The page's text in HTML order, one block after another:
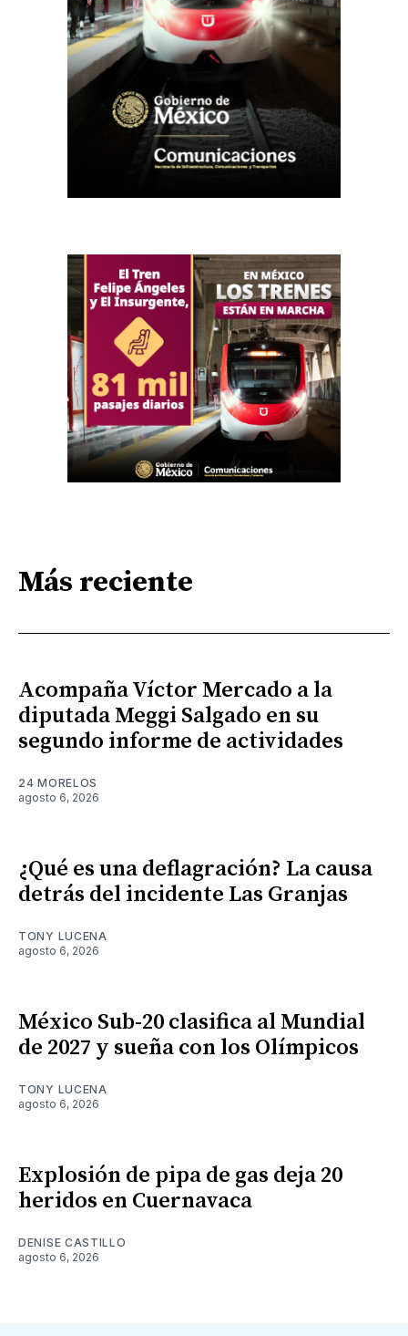
Más reciente
Acompaña Víctor Mercado a la
diputada Meggi Salgado en su
segundo informe de actividades
24 MORELOS
agosto 6, 2026
¿Qué es una deflagración? La causa
detrás del incidente Las Granjas
TONY LUCENA
agosto 6, 2026
México Sub-20 clasifica al Mundial
de 2027 y sueña con los Olímpicos
TONY LUCENA
agosto 6, 2026
Explosión de pipa de gas deja 20
heridos en Cuernavaca
DENISE CASTILLO
agosto 6, 2026